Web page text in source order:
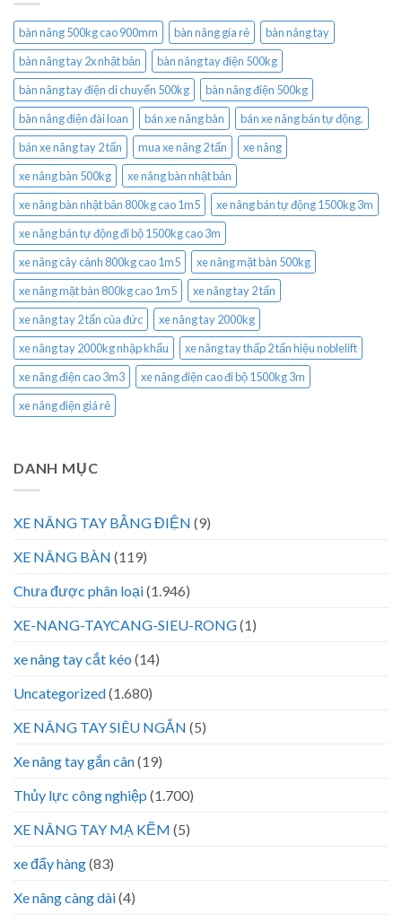
bàn nâng 500kg cao 900mm bàn nâng gía rẻ
bàn nâng tay
bàn nâng tay 2x nhật bản
bàn nâng tay điện 500kg
bàn nâng tay điện di chuyển 500kg
bàn nâng điện 500kg
bàn nâng điện đài loan
bán xe nâng bàn
bán xe nâng bán tự động.
bán xe nâng tay 2 tấn
mua xe nâng 2 tấn
xe nâng
xe nâng bàn 500kg
xe nâng bàn nhật bản
xe nâng bàn nhật bản 800kg cao 1m5
xe nâng bán tự động 1500kg 3m
xe nâng bán tự động đi bộ 1500kg cao 3m
xe nâng cây cảnh 800kg cao 1m5
xe nâng mặt bàn 500kg
xe nâng mặt bàn 800kg cao 1m5
xe nâng tay 2 tấn
xe nâng tay 2 tấn của đức
xe nâng tay 2000kg
xe nâng tay 2000kg nhập khẩu
xe nâng tay thấp 2 tấn hiệu noblelift
xe nâng điện cao 3m3
xe nâng điện cao đi bộ 1500kg 3m
xe nâng điện giá rẻ
DANH MỤC
XE NÂNG TAY BẰNG ĐIỆN (9)
XE NÂNG BÀN (119)
Chưa được phân loại(1.946)
XE-NANG-TAYCANG-SIEU-RONG(1)
xe nâng tay cắt kéo (14)
Uncategorized(1.680)
XE NÂNG TAY SIÊU NGẮN (5)
Xe nâng tay gắn cân(19)
Thủy lực công nghiệp (1.700)
XE NÂNG TAY MẠ KẼM (5)
xe đẩy hàng(83)
Xe nâng càng dài(4)